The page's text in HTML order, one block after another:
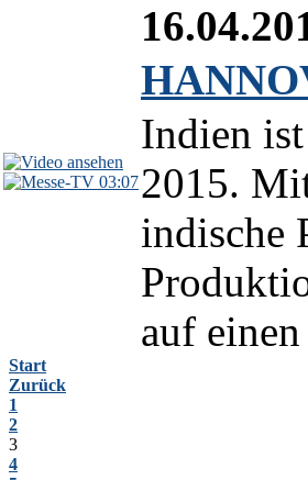
03:07
Indien
2015.
indische
auf
Start
Zurück
1
2
3
4